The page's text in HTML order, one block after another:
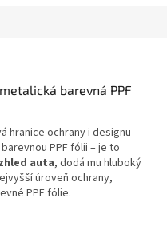
barevná PPF
hranice ochrany i designu
PPF fólii – je to
auta, dodá mu hluboký
úroveň ochrany,
PPF fólie.